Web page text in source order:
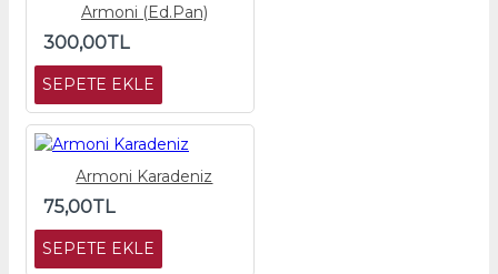
Armoni (Ed.Pan)
300,00TL
SEPETE EKLE
Armoni Karadeniz
75,00TL
SEPETE EKLE